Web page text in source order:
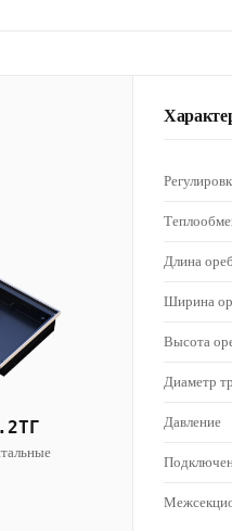
Длина
Ширина
Высота
Диаметр
Давление